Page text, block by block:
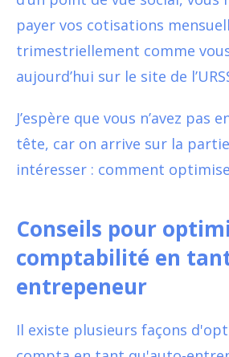
payer vos cotisations
trimestriellement comme
aujourd’hui sur le site de
J’espère que vous n’avez pas
tête, car on arrive sur la
intéresser : comment
Conseils pour
comptabilité en
entrepeneur
Il existe plusieurs façons